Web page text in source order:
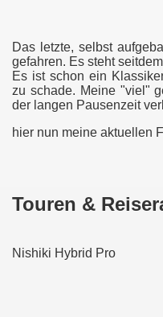
Das letzte, selbst
gefahren. Es steht
Es ist schon ein
zu schade. Meine "viel"
der langen Pausenzeit
hier nun meine aktuellen
Touren &
Nishiki Hybrid Pro